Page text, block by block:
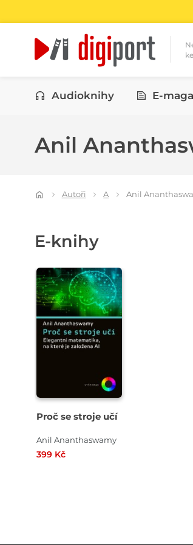
Kategorie
Audioknihy E-
Anil
Autoři A Anil
E-knihy
Proč se stroje učí
Anil Ananthaswamy
399 Kč